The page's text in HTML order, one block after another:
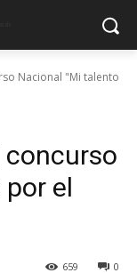
Nacional "Mi talento
concurso
el
0
659